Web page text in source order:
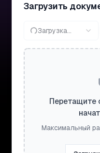
Загрузить
Загрузка...
Перетащите
Максимальный